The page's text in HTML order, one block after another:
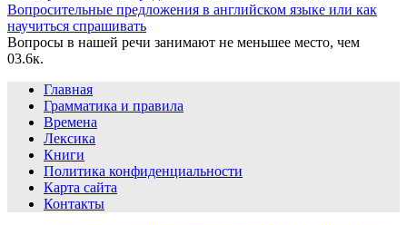
Вопросительные предложения в английском языке или как
научиться спрашивать
Вопросы в нашей речи занимают не меньшее место, чем
03.6к.
Главная
Грамматика и правила
Времена
Лексика
Книги
Политика конфиденциальности
Карта сайта
Контакты